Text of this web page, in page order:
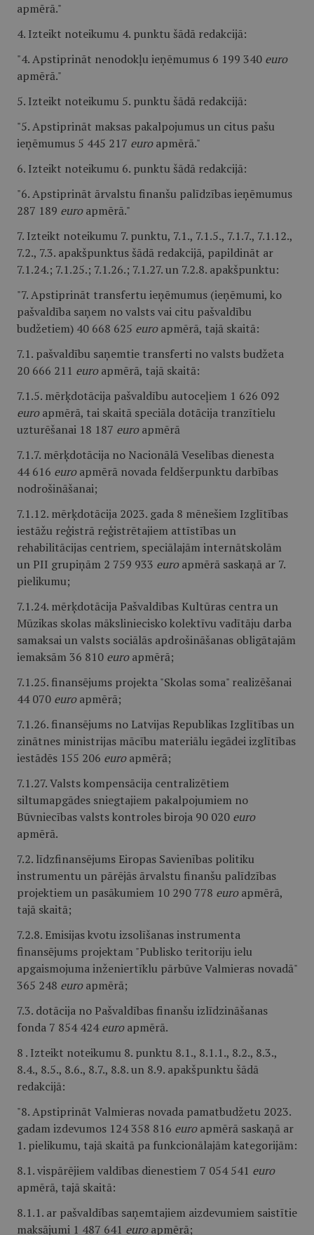
apmērā."
4. Izteikt noteikumu 4. punktu šādā redakcijā:
"4. Apstiprināt nenodokļu ieņēmumus 6 199 340 euro
apmērā."
5. Izteikt noteikumu 5. punktu šādā redakcijā:
"5. Apstiprināt maksas pakalpojumus un citus pašu
ieņēmumus 5 445 217 euroapmērā."
6. Izteikt noteikumu 6. punktu šādā redakcijā:
"6. Apstiprināt ārvalstu finanšu palīdzības ieņēmumus
287 189 euroapmērā."
7. Izteikt noteikumu 7. punktu, 7.1., 7.1.5., 7.1.7., 7.1.12.,
7.2., 7.3. apakšpunktus šādā redakcijā, papildināt ar
7.1.24.; 7.1.25.; 7.1.26.; 7.1.27. un 7.2.8. apakšpunktu:
"7. Apstiprināt transfertu ieņēmumus (ieņēmumi, ko
pašvaldība saņem no valsts vai citu pašvaldību
budžetiem) 40 668 625 euroapmērā, tajā skaitā:
7.1. pašvaldību saņemtie transferti no valsts budžeta
20 666 211 euroapmērā, tajā skaitā:
7.1.5. mērķdotācija pašvaldību autoceļiem 1 626 092
euroapmērā, tai skaitā speciāla dotācija tranzītielu
uzturēšanai 18 187 euroapmērā
7.1.7. mērķdotācija no Nacionālā Veselības dienesta
44 616 euroapmērā novada feldšerpunktu darbības
nodrošināšanai;
7.1.12. mērķdotācija 2023. gada 8 mēnešiem Izglītības
iestāžu reģistrā reģistrētajiem attīstības un
rehabilitācijas centriem, speciālajām internātskolām
un PII grupiņām 2 759 933 euroapmērā saskaņā ar 7.
pielikumu;
7.1.24. mērķdotācija Pašvaldības Kultūras centra un
Mūzikas skolas māksliniecisko kolektīvu vadītāju darba
samaksai un valsts sociālās apdrošināšanas obligātajām
iemaksām 36 810 euroapmērā;
7.1.25. finansējums projekta "Skolas soma" realizēšanai
44 070 euroapmērā;
7.1.26. finansējums no Latvijas Republikas Izglītības un
zinātnes ministrijas mācību materiālu iegādei izglītības
iestādēs 155 206 euroapmērā;
7.1.27. Valsts kompensācija centralizētiem
siltumapgādes sniegtajiem pakalpojumiem no
Būvniecības valsts kontroles biroja 90 020 euro
apmērā.
7.2. līdzfinansējums Eiropas Savienības politiku
instrumentu un pārējās ārvalstu finanšu palīdzības
projektiem un pasākumiem 10 290 778 euroapmērā,
tajā skaitā;
7.2.8. Emisijas kvotu izsolīšanas instrumenta
finansējums projektam "Publisko teritoriju ielu
apgaismojuma inženiertīklu pārbūve Valmieras novadā"
365 248 euroapmērā;
7.3. dotācija no Pašvaldības finanšu izlīdzināšanas
fonda 7 854 424euroapmērā.
8 . Izteikt noteikumu 8. punktu 8.1., 8.1.1., 8.2., 8.3.,
8.4., 8.5., 8.6., 8.7., 8.8. un 8.9. apakšpunktu šādā
redakcijā:
"8. Apstiprināt Valmieras novada pamatbudžetu 2023.
gadam izdevumos 124 358 816 euroapmērā saskaņā ar
1. pielikumu, tajā skaitā pa funkcionālajām kategorijām:
8.1. vispārējiem valdības dienestiem 7 054 541 euro
apmērā, tajā skaitā:
8.1.1. ar pašvaldības saņemtajiem aizdevumiem saistītie
maksājumi 1 487 641 euroapmērā;